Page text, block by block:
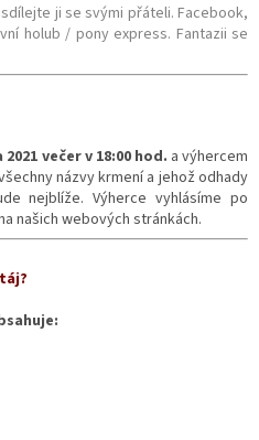
ji se svými přáteli. Facebook,
holub / pony express. Fantazii se
večer v 18:00 hod. avýhercem
názvy krmení a jehož odhady
nejblíže.Výherce vyhlásíme po
našich webových stránkách.